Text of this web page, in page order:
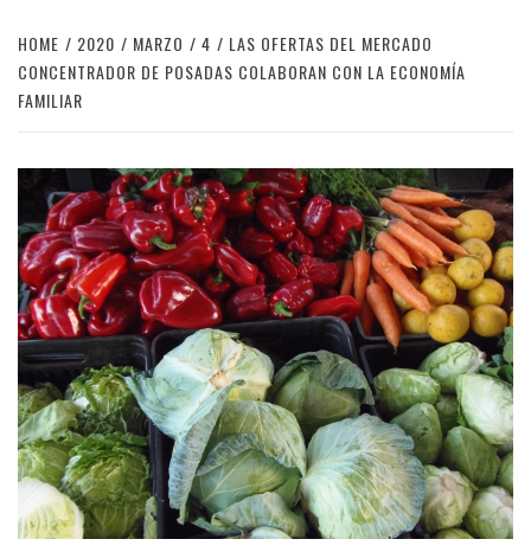
HOME 2020 MARZO 4
LAS OFERTAS DEL MERCADO
CONCENTRADOR DE POSADAS COLABORAN CON LA ECONOMÍA
FAMILIAR